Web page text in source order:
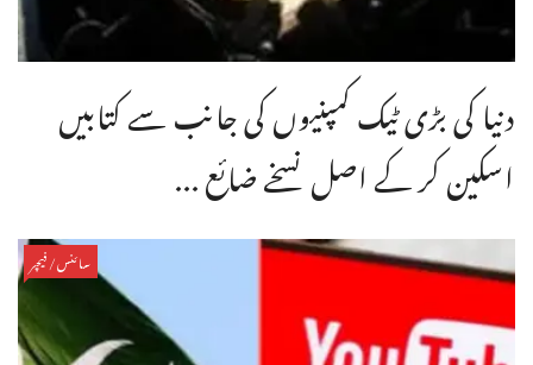
دنیا کی بڑی ٹیک کمپنیوں کی جانب سے کتابیں
اسکین کر کے اصل نسخے ضائع ...
سائنس/فیچر